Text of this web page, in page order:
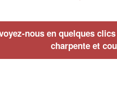
nous en quelques
charpente et